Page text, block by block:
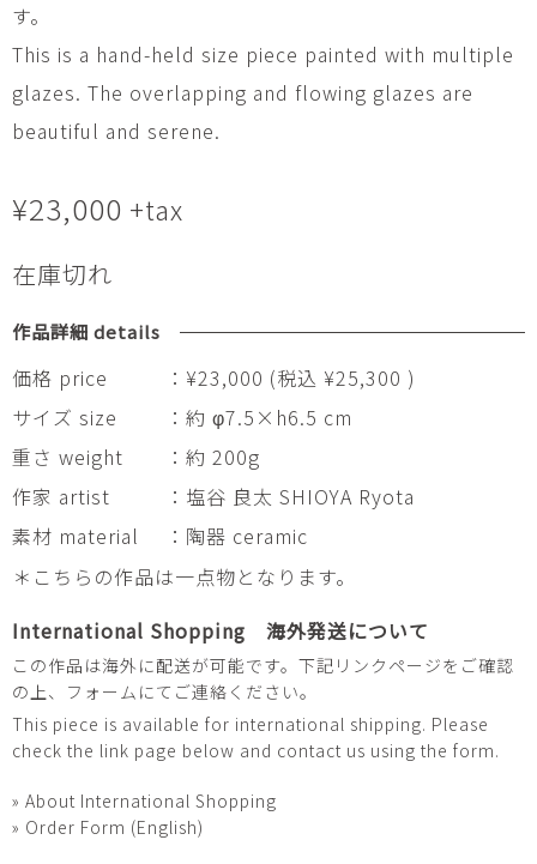
す。
This is a hand-held size piece painted with multiple
glazes. The overlapping and flowing glazes are
beautiful and serene.
¥23,000 +tax
在庫切れ
作品詳細 details
価格 price
：¥23,000 (税込 ¥25,300 )
サイズ size
：約 φ7.5×h6.5 cm
重さ weight
：約 200g
作家 artist
：塩谷 良太 SHIOYA Ryota
素材 material
：陶器 ceramic
＊こちらの作品は一点物となります。
International Shopping 海外発送について
この作品は海外に配送が可能です。下記リンクページをご確認
の上、フォームにてご連絡ください。
This piece is available for international shipping. Please
check the link page below and contact us using the form.
» About International Shopping
» Order Form (English)